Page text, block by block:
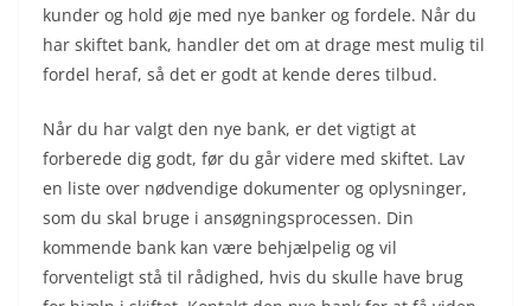
kunder og hold øje med nye banker og fordele. Når du
har skiftet bank, handler det om at drage mest mulig til
fordel heraf, så det er godt at kende deres tilbud.
Når du har valgt den nye bank, er det vigtigt at
forberede dig godt, før du går videre med skiftet. Lav
en liste over nødvendige dokumenter og oplysninger,
som du skal bruge i ansøgningsprocessen. Din
kommende bank kan være behjælpelig og vil
forventeligt stå til rådighed, hvis du skulle have brug